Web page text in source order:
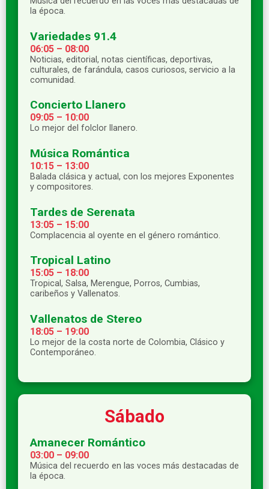
la época.
Variedades 91.4
06:05 – 08:00
Noticias, editorial, notas científicas, deportivas,
culturales, de farándula, casos curiosos, servicio a la
comunidad.
Concierto Llanero
09:05 – 10:00
Lo mejor del folclor llanero.
Música Romántica
10:15 – 13:00
Balada clásica y actual, con los mejores Exponentes
y compositores.
Tardes de Serenata
13:05 – 15:00
Complacencia al oyente en el género romántico.
Tropical Latino
15:05 – 18:00
Tropical, Salsa, Merengue, Porros, Cumbias,
caribeños y Vallenatos.
Vallenatos de Stereo
18:05 – 19:00
Lo mejor de la costa norte de Colombia, Clásico y
Contemporáneo.
Sábado
Amanecer Romántico
03:00 – 09:00
Música del recuerdo en las voces más destacadas de
la época.